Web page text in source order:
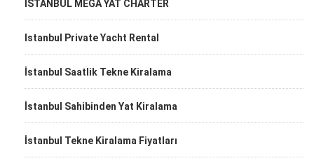
İSTANBUL MEGA YAT CHARTER
Istanbul Private Yacht Rental
İstanbul Saatlik Tekne Kiralama
İstanbul Sahibinden Yat Kiralama
İstanbul Tekne Kiralama Fiyatları